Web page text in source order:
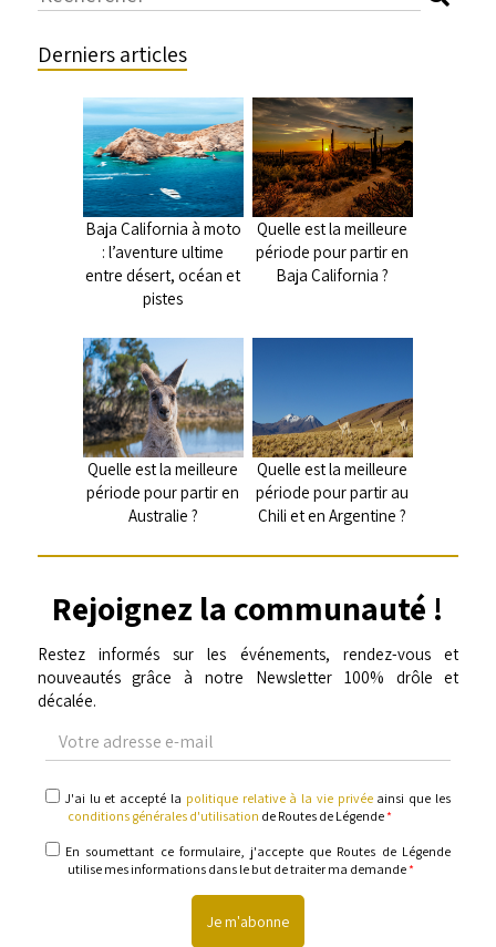
Derniers articles
Baja California à moto
: l’aventure ultime
entre désert, océan et
pistes
Quelle est la meilleure
période pour partir en
Baja California ?
Quelle est la meilleure
période pour partir en
Australie ?
Quelle est la meilleure
période pour partir au
Chili et en Argentine ?
Rejoignez la communauté !
Restez informés sur les événements, rendez-vous et
nouveautés grâce à notre Newsletter 100% drôle et
décalée.
adresse
e-
politique
relative
la
J'ai lu et accepté la politique relative à la vie privéeainsi que les
conditions générales d'utilisation de Routes de Légende*
informations
En soumettant ce formulaire, j'accepte que Routes de Légende
utilise mes informations dans le but de traiter ma demande*